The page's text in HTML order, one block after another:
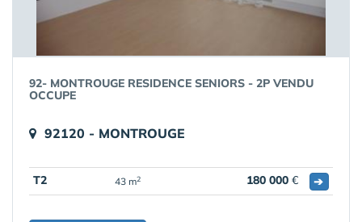
92- MONTROUGE RESIDENCE SENIORS - 2P VENDU
OCCUPE
92120 - MONTROUGE
T2 43 m2 180 000 € ➔